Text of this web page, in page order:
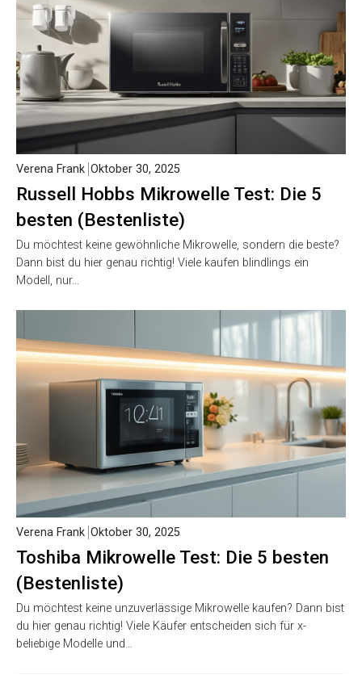
Russell Hobbs Mikrowelle Test: Die 5
besten (Bestenliste)
Verena Frank Oktober 30, 2025
Du möchtest keine gewöhnliche Mikrowelle, sondern die beste?
Dann bist du hier genau richtig! Viele kaufen blindlings ein
Modell, nur…
Toshiba Mikrowelle Test: Die 5 besten
(Bestenliste)
Verena Frank Oktober 30, 2025
Du möchtest keine unzuverlässige Mikrowelle kaufen? Dann bist
du hier genau richtig! Viele Käufer entscheiden sich für x-
beliebige Modelle und…